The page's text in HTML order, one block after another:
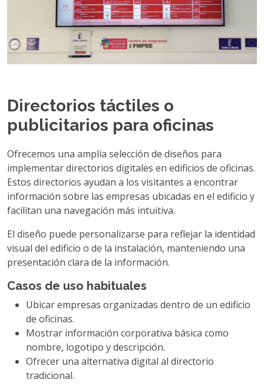
Directorios táctiles o
publicitarios para oficinas
Ofrecemos una amplia selección de diseños para
implementar directorios digitales en edificios de oficinas.
Estos directorios ayudan a los visitantes a encontrar
información sobre las empresas ubicadas en el edificio y
facilitan una navegación más intuitiva.
El diseño puede personalizarse para reflejar la identidad
visual del edificio o de la instalación, manteniendo una
presentación clara de la información.
Casos de uso habituales
Ubicar empresas organizadas dentro de un edificio
de oficinas.
Mostrar información corporativa básica como
nombre, logotipo y descripción.
Ofrecer una alternativa digital al directorio
tradicional.